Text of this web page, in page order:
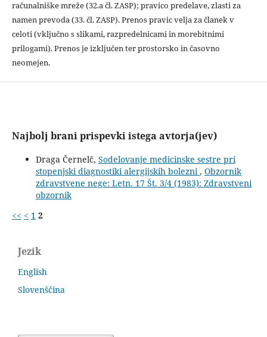
računalniške mreže (32.a čl. ZASP); pravico predelave, zlasti za
namen prevoda (33. čl. ZASP). Prenos pravic velja za članek v
celoti (vključno s slikami, razpredelnicami in morebitnimi
prilogami). Prenos je izključen ter prostorsko in časovno
neomejen.
Najbolj brani prispevki istega avtorja(jev)
Draga Černelč, Sodelovanje medicinske sestre pri
stopenjski diagnostiki alergijskih bolezni, Obzornik
zdravstvene nege: Letn. 17 Št. 3/4 (1983): Zdravstveni
obzornik
<< < 1 2
Jezik
English
Slovenščina